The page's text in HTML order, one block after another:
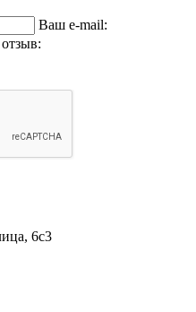
Ваш e-mail:
6с3